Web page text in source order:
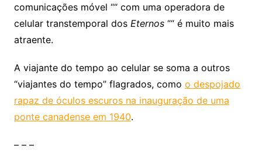
comunicações móvel ““ com uma operadora de
celular transtemporal dos Eternos““ é muito mais
atraente.
A viajante do tempo ao celular se soma a outros
“viajantes do tempo” flagrados, como o despojado
rapaz de óculos escuros na inauguração de uma
ponte canadense em 1940.
– – –